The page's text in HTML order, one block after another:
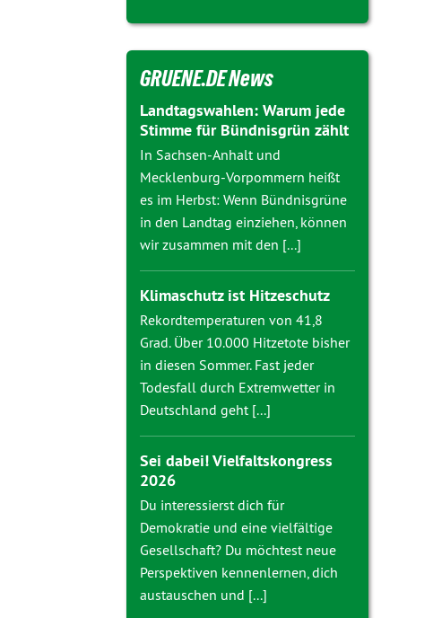
GRUENE.DE News
Landtagswahlen: Warum jede
Stimme für Bündnisgrün zählt
In Sachsen-Anhalt und
Mecklenburg-Vorpommern heißt
es im Herbst: Wenn Bündnisgrüne
in den Landtag einziehen, können
wir zusammen mit den [...]
Klimaschutz ist Hitzeschutz
Rekordtemperaturen von 41,8
Grad. Über 10.000 Hitzetote bisher
in diesen Sommer. Fast jeder
Todesfall durch Extremwetter in
Deutschland geht [...]
Sei dabei! Vielfaltskongress
2026
Du interessierst dich für
Demokratie und eine vielfältige
Gesellschaft? Du möchtest neue
Perspektiven kennenlernen, dich
austauschen und [...]